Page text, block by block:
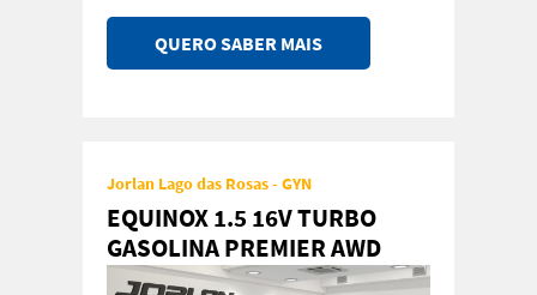
QUERO SABER MAIS
Jorlan Lago das Rosas - GYN
EQUINOX 1.5 16V TURBO
GASOLINA PREMIER AWD
AUTOMAT